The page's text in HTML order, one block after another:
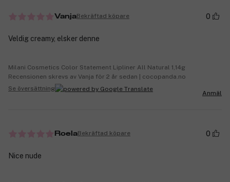
VanjaBekräftad köpare 0
Veldig creamy, elsker denne
Milani Cosmetics Color Statement Lipliner All Natural 1,14g
Recensionen skrevs av Vanja för 2 år sedan | cocopanda.no
Se översättning
Anmäl
RoelaBekräftad köpare 0
Nice nude